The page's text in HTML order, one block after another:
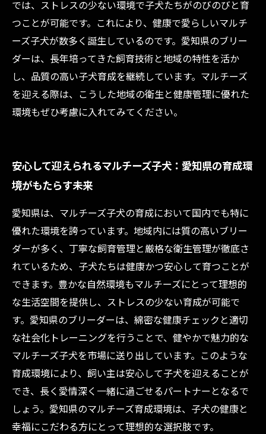
では、ストレスの少ない環境で子犬たちがのびのびと育
つことが可能です。これにより、健康で愛らしいマルチ
ーズ子犬が数多く誕生しているのです。愛知県のブリー
ダーは、長年培ってきた飼育技術と地域の特性を活か
し、品質の高い子犬育成を継続しています。マルチーズ
を迎える際は、こうした地域の衛生と健康管理に優れた
環境もぜひ考慮に入れてみてください。
安心して迎えられるマルチーズ子犬：愛知県の育成環
境がもたらす未来
愛知県は、マルチーズ子犬の育成において国内でも特に
優れた環境を誇っています。地域内には質の高いブリー
ダーが多く、丁寧な飼育管理と厳格な衛生管理が徹底さ
れているため、子犬たちは健康かつ安心して育つことが
できます。豊かな自然環境もマルチーズにとって理想的
な生活空間を提供し、ストレスの少ない育成が可能で
す。愛知県のブリーダーは、綿密な健康チェックと適切
な社会化トレーニングを行うことで、健やかで魅力的な
マルチーズ子犬を市場に送り出しています。このような
育成環境により、飼い主は安心して子犬を迎えることが
でき、長く愛情深く一緒に過ごせるパートナーとなるで
しょう。愛知県のマルチーズ育成環境は、子犬の健康と
幸福にこだわる方にとって理想的な選択肢です。